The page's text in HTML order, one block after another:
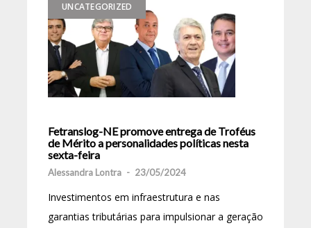
UNCATEGORIZED
Fetranslog-NE promove entrega de Troféus
de Mérito a personalidades políticas nesta
sexta-feira
Alessandra Lontra - 23/05/2024
Investimentos em infraestrutura e nas
garantias tributárias para impulsionar a geração